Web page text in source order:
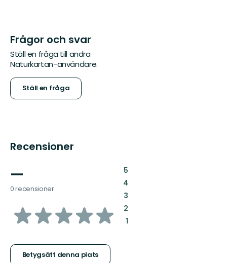
Frågor och svar
Ställ en fråga till andra
Naturkartan-användare.
Ställ en fråga
Recensioner
—
0 recensioner
av
stjärnor
Betygsätt denna plats
5:
4:
3:
2:
1: